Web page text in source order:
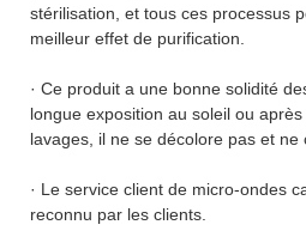
stérilisation, et tous ces processus
meilleur effet de purification.
· Ce produit a une bonne solidité
longue exposition au soleil ou
lavages, il ne se décolore pas et ne
· Le service client de micro-ondes
reconnu par les clients.